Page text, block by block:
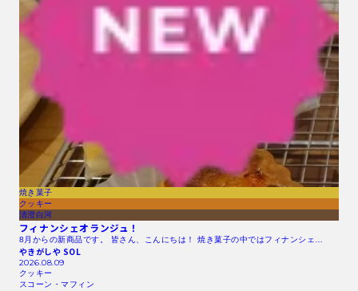
焼き菓子
クッキー
清澄白河
フィナンシェオランジュ！
8月からの新商品です。 皆さん、こんにちは！ 焼き菓子の中ではフィナンシェ…
やきがしや SOL
2026.08.09
クッキー
スコーン・マフィン